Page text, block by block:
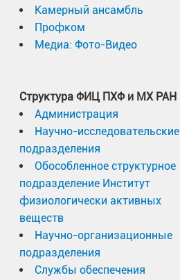
Камерный ансамбль
Профком
Медиа: Фото-Видео
Структура ФИЦ ПХФ и МХ РАН
Администрация
Научно-исследовательские
подразделения
Обособленное структурное
подразделение Институт
физиологически активных
веществ
Научно-организационные
подразделения
Службы обеспечения